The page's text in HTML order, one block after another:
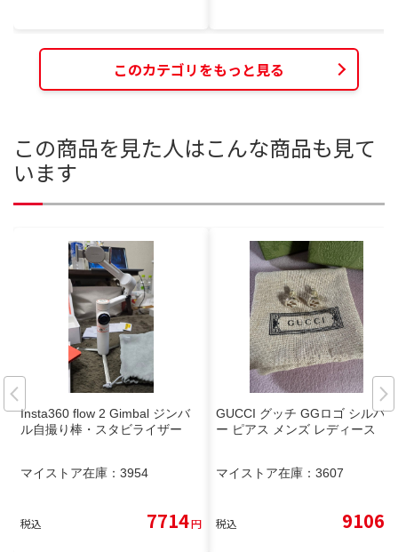
このカテゴリをもっと見る
この商品を見た人はこんな商品も見て
います
Insta360 flow 2 Gimbal ジンバ
ル自撮り棒・スタビライザー
マイストア在庫： 3954
税込 7714円
GUCCI グッチ GGロゴ シルバ
ー ピアス メンズ レディース
マイストア在庫： 3607
税込 9106